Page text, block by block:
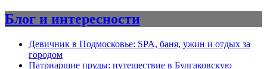
Блог и интересности
Девичник в Подмосковье: SPA, баня, ужин и отдых за
городом
Патриаршие пруды: путешествие в Булгаковскую